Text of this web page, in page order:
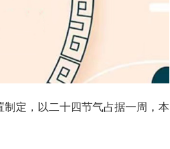
制定，以二十四节气占据一周，本